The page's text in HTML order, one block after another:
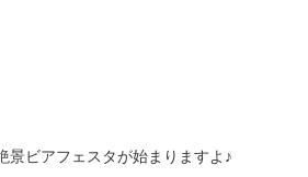
ビアフェスタが始まりますよ♪